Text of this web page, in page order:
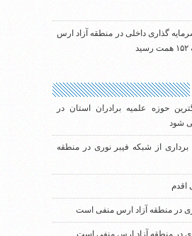
گذاری داخلی در منطقه آزاد ارس
حوزه علمیه برادران استان در
شود
برداری از شبکه فیبر نوری در منطقه
اقدم
در منطقه آزاد ارس منفی است
در منطقه آزاد ارس منفی است